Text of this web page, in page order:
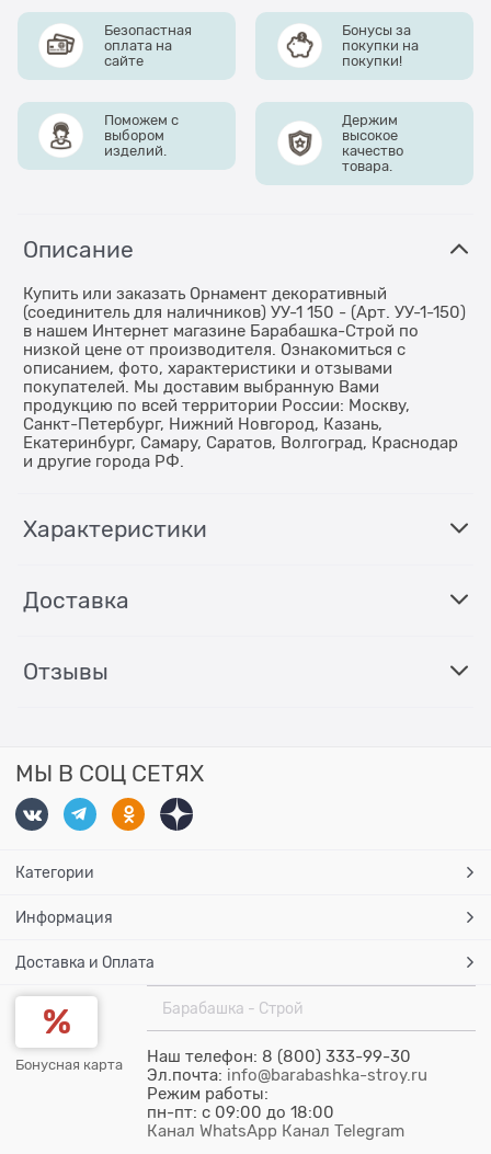
Безопастная
оплата на
сайте
Бонусы за
покупки на
покупки!
Поможем с
выбором
изделий.
Держим
высокое
качество
товара.
Описание
Купить или заказать Орнамент декоративный
(соединитель для наличников) УУ-1 150 - (Арт. УУ-1-150)
в нашем Интернет магазине Барабашка-Строй по
низкой цене от производителя. Ознакомиться с
описанием, фото, характеристики и отзывами
покупателей. Мы доставим выбранную Вами
продукцию по всей территории России: Москву,
Санкт-Петербург, Нижний Новгород, Казань,
Екатеринбург, Самару, Саратов, Волгоград, Краснодар
и другие города РФ.
Характеристики
Доставка
Отзывы
МЫ В СОЦ СЕТЯХ
Категории
Информация
Доставка и Оплата
Бонусная карта
Барабашка - Строй
Наш телефон: 8 (800) 333-99-30
Эл.почта: info@barabashka-stroy.ru
Режим работы:
пн-пт: c 09:00 до 18:00
Канал WhatsApp Канал Telegram